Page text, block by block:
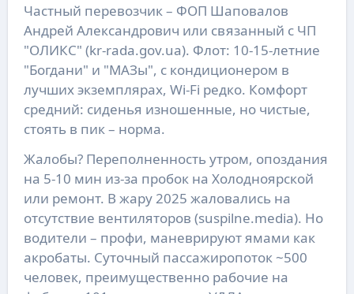
Частный перевозчик – ФОП Шаповалов
Андрей Александрович или связанный с ЧП
"ОЛИКС" (kr-rada.gov.ua). Флот: 10-15-летние
"Богдани" и "МАЗы", с кондиционером в
лучших экземплярах, Wi-Fi редко. Комфорт
средний: сиденья изношенные, но чистые,
стоять в пик – норма.
Жалобы? Переполненность утром, опоздания
на 5-10 мин из-за пробок на Холодноярской
или ремонт. В жару 2025 жаловались на
отсутствие вентиляторов (suspilne.media). Но
водители – профи, маневрируют ямами как
акробаты. Суточный пассажиропоток ~500
человек, преимущественно рабочие на